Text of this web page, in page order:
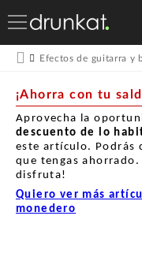
Efectos de guitarra y
¡Ahorra con tu
Aprovecha la
descuento de lo
este artículo. Podrás
que tengas ahorrado.
disfruta!
Quiero ver más
monedero